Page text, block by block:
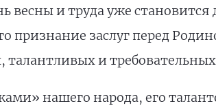
весны и труда уже становится
признание заслуг перед
и
нашего народа, его